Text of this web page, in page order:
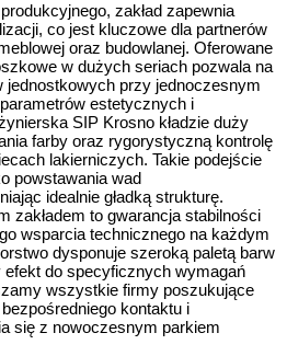
zakład zapewnia
co jest kluczowe dla partnerów
oraz budowlanej. Oferowane
w dużych seriach pozwala na
przy jednoczesnym
estetycznych i
SIP Krosno kładzie duży
farby oraz rygorystyczną kontrolę
lakierniczych. Takie podejście
powstawania wad
idealnie gładką strukturę.
zakładem to gwarancja stabilności
wsparcia technicznego na każdym
dysponuje szeroką paletą barw
efekt do specyficznych wymagań
wszystkie firmy poszukujące
kontaktu i
się z nowoczesnym parkiem